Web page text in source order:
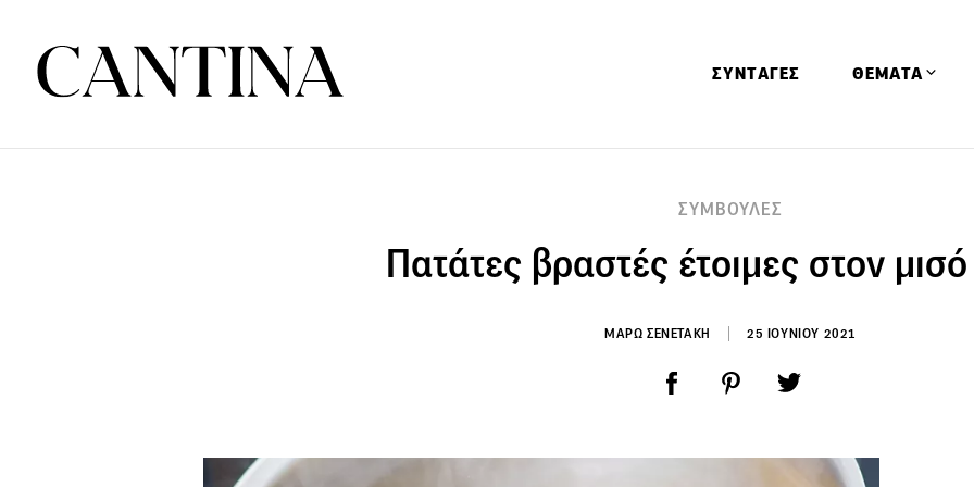
ΣΥΝΤΑΓΕΣ ΘΕΜΑΤΑ
Ειδήσεις
Έρευνες
ΣΥΜΒΟΥΛΕΣ
Πατάτες βραστές έτοιμες στον
ΜΑΡΩ ΣΕΝΕΤΑΚΗ 25 ΙΟΥΝΙΟΥ 2021